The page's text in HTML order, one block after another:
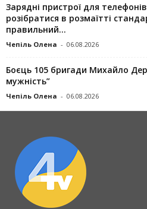
Зарядні пристрої для
розібратися в розмаїтті
правильний...
Чепіль Олена - 06.08.2026
Боєць 105 бригади Михайло
мужність”
Чепіль Олена - 06.08.2026